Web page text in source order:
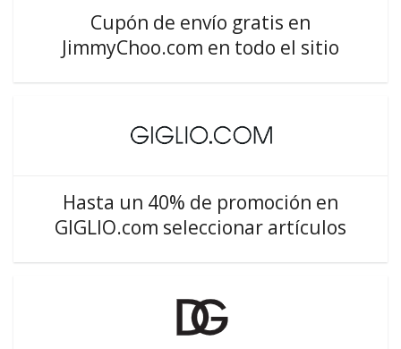
Cupón de envío gratis en
JimmyChoo.com en todo el sitio
Hasta un 40% de promoción en
GIGLIO.com seleccionar artículos